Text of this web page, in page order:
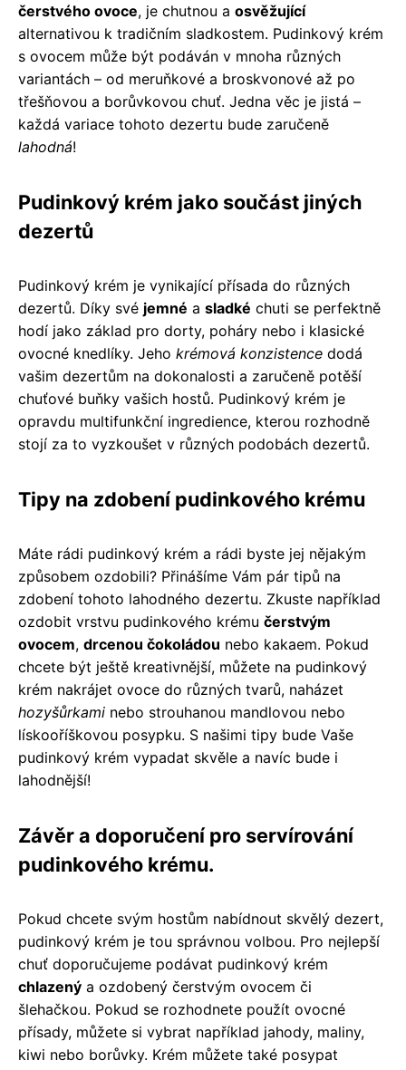
čerstvého ovoce, je chutnou a osvěžující
alternativou k tradičním sladkostem. Pudinkový krém
s ovocem může být podáván v mnoha různých
variantách – od meruňkové a broskvonové až po
třešňovou a borůvkovou chuť. Jedna věc je jistá –
každá variace tohoto dezertu bude zaručeně
lahodná!
Pudinkový krém jako součást jiných
dezertů
Pudinkový krém je vynikající přísada do různých
dezertů. Díky své jemné a sladké chuti se perfektně
hodí jako základ pro dorty, poháry nebo i klasické
ovocné knedlíky. Jeho krémová konzistence dodá
vašim dezertům na dokonalosti a zaručeně potěší
chuťové buňky vašich hostů. Pudinkový krém je
opravdu multifunkční ingredience, kterou rozhodně
stojí za to vyzkoušet v různých podobách dezertů.
Tipy na zdobení pudinkového krému
Máte rádi pudinkový krém a rádi byste jej nějakým
způsobem ozdobili? Přinášíme Vám pár tipů na
zdobení tohoto lahodného dezertu. Zkuste například
ozdobit vrstvu pudinkového krému čerstvým
ovocem, drcenou čokoládou nebo kakaem. Pokud
chcete být ještě kreativnější, můžete na pudinkový
krém nakrájet ovoce do různých tvarů, naházet
hozyšůrkami nebo strouhanou mandlovou nebo
lískooříškovou posypku. S našimi tipy bude Vaše
pudinkový krém vypadat skvěle a navíc bude i
lahodnější!
Závěr a doporučení pro servírování
pudinkového krému.
Pokud chcete svým hostům nabídnout skvělý dezert,
pudinkový krém je tou správnou volbou. Pro nejlepší
chuť doporučujeme podávat pudinkový krém
chlazený a ozdobený čerstvým ovocem či
šlehačkou. Pokud se rozhodnete použít ovocné
přísady, můžete si vybrat například jahody, maliny,
kiwi nebo borůvky. Krém můžete také posypat